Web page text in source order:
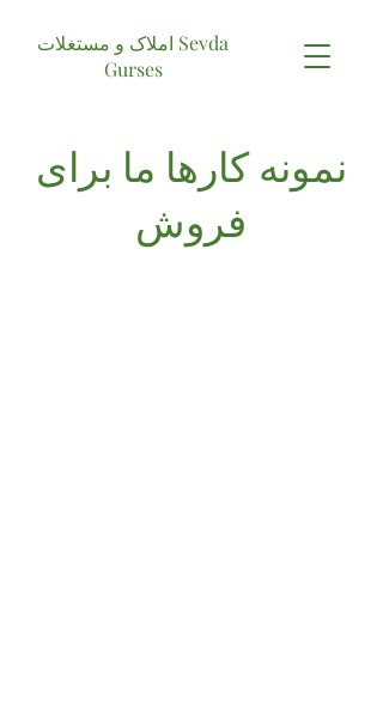
املاک و مستغلات Sevda
Gurses
نمونه کارها ما برای
فروش